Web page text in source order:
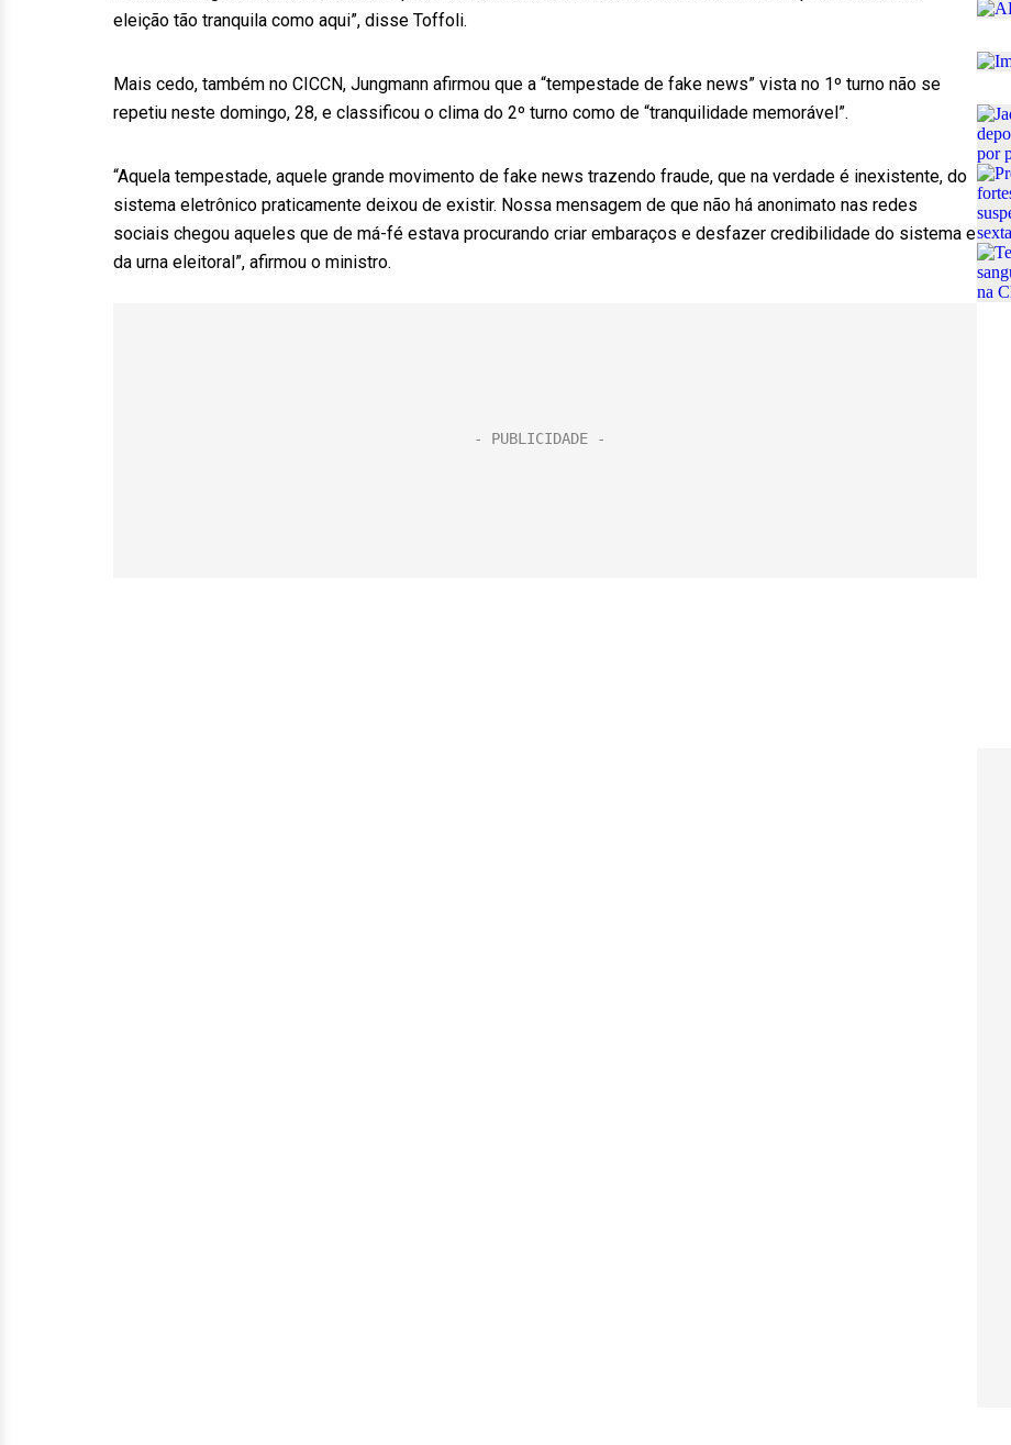
eleição tão tranquila como aqui”, disse Toffoli.
Mais cedo, também no CICCN, Jungmann afirmou que a “tempestade de fake news” vista no 1º turno não se
repetiu neste domingo, 28, e classificou o clima do 2º turno como de “tranquilidade memorável”.
“Aquela tempestade, aquele grande movimento de fake news trazendo fraude, que na verdade é inexistente, do
sistema eletrônico praticamente deixou de existir. Nossa mensagem de que não há anonimato nas redes
sociais chegou aqueles que de má-fé estava procurando criar embaraços e desfazer credibilidade do sistema e
da urna eleitoral”, afirmou o ministro.